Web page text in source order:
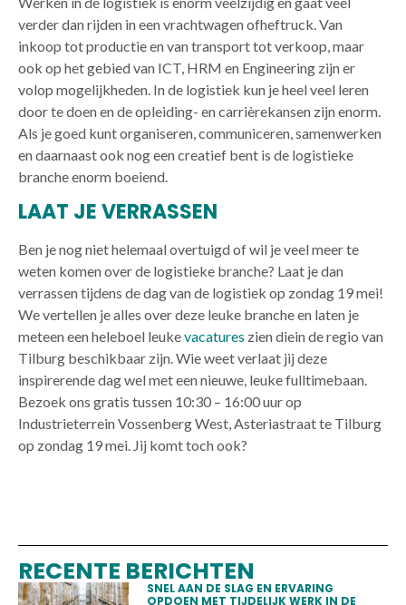
verder dan rijden in een vrachtwagen ofheftruck. Van
inkoop tot productie en van transport tot verkoop, maar
ook op het gebied van ICT, HRM en Engineering zijn er
volop mogelijkheden. In de logistiek kun je heel veel leren
door te doen en de opleiding- en carrièrekansen zijn enorm.
Als je goed kunt organiseren, communiceren, samenwerken
en daarnaast ook nog een creatief bent is de logistieke
branche enorm boeiend.
LAAT JE VERRASSEN
Ben je nog niet helemaal overtuigd of wil je veel meer te
weten komen over de logistieke branche? Laat je dan
verrassen tijdens de dag van de logistiek op zondag 19 mei!
We vertellen je alles over deze leuke branche en laten je
meteen een heleboel leukevacatures zien diein de regio van
Tilburg beschikbaar zijn. Wie weet verlaat jij deze
inspirerende dag wel met een nieuwe, leuke fulltimebaan.
Bezoek ons gratis tussen 10:30 – 16:00 uur op
Industrieterrein Vossenberg West, Asteriastraat te Tilburg
op zondag 19 mei. Jij komt toch ook?
RECENTE BERICHTEN
SNEL AAN DE SLAG EN ERVARING
OPDOEN MET TIJDELIJK WERK IN DE